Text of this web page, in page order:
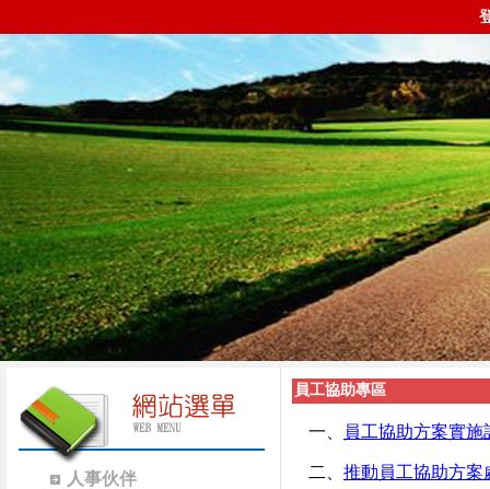
人事伙伴
員工協助專區
一、 員工協助方案實施
二、 推動員工協助方案